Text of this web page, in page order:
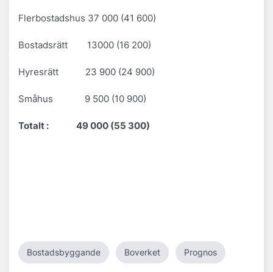
Flerbostadshus 37 000 (41 600)
Bostadsrätt 13000 (16 200)
Hyresrätt 23 900 (24 900)
Småhus 9 500 (10 900)
Totalt : 49 000 (55 300)
Bostadsbyggande Boverket Prognos